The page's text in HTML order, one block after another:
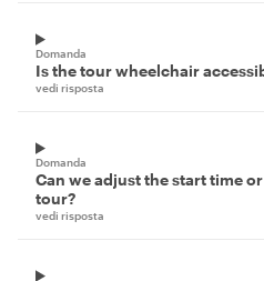
Domanda
Is the tour wheelchair
vedi risposta
Domanda
Can we adjust the start time
tour?
vedi risposta